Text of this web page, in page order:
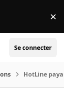
×
Se connecter
HotLine